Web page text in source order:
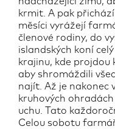
krmit. A pak
měsíci vyrážejí
členové rodiny, do
islandských koní
krajinu, kde projdou
aby shromáždili
najít. Až je nakonec
kruhových
uchu. Tato
Celou sobotu